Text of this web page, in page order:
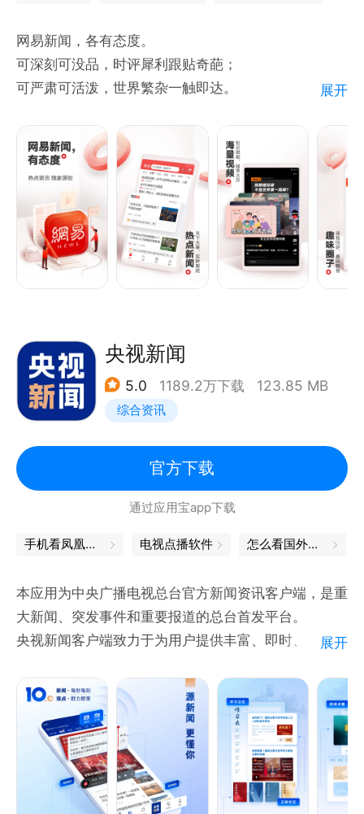
【意见反馈】
﹣软件反馈：设置﹣意见反馈
﹣官方网站：http://www.qq.com
- 微博：＠腾讯新闻
网易新闻，各有态度。
可深刻可没品，时评犀利跟贴奇葩；
可严肃可活泼，世界繁杂一触即达。
【今日关注】
每日热点，动态追踪。全球时事，一网打尽。
【精准推荐】
运用精心优化的大数据算法，准确掌握4亿人的兴趣；
20年专业媒体沉淀，严格审核内容。精选好内容，算
【热点视频】
精品内容池涵盖多种视频品类；相关视频推荐让您视频
刷不停。
各种兴趣圈子，时事、搞笑、职场、文学、体育、娱
乐… 来这里和志趣相投的伙伴一起聊天吧！
【犀利论点】
梗点赞爆，有槽也能「杠」，从诗词歌赋到人生理想，
跟贴讨论都能满足你。
【关注】
随心关注感兴趣的账号，打造个人专属信息流，享受纯
净的私人订制栏目。
易粉会是网易新闻客户端忠实粉丝的大本营，在这里你
可以找到同好，参加线上线下活动，获得N多福利，欢
迎加入QQ群：227871132
展开
央视新闻
5.0 1189.2万下载 123.85 MB
综合资讯
官方下载
通过应用宝app下载
手机看凤凰卫视 电视点播软件 怎么看国外新闻
本应用为中央广播电视总台官方新闻资讯客户端，是重
大新闻、突发事件和重要报道的总台首发平台。
央视新闻客户端致力于为用户提供丰富、即时、全面的
式。24小时滚动更新，全球视野，独家资源，以及精
选必读，都能在这里第一时间获取。
1、“源新闻”更快更权威：遍布全球的记者直达现场，
提供独家新闻视频与直播，重大新闻权威发布，突发事
件及时播报。
2、“新闻+服务”新生态：满足用户获取资讯、知识学
展开